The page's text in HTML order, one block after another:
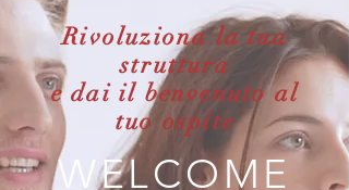
Rivoluziona la tua
struttura
e dai il benvenuto al
tuo ospite
WELCOME